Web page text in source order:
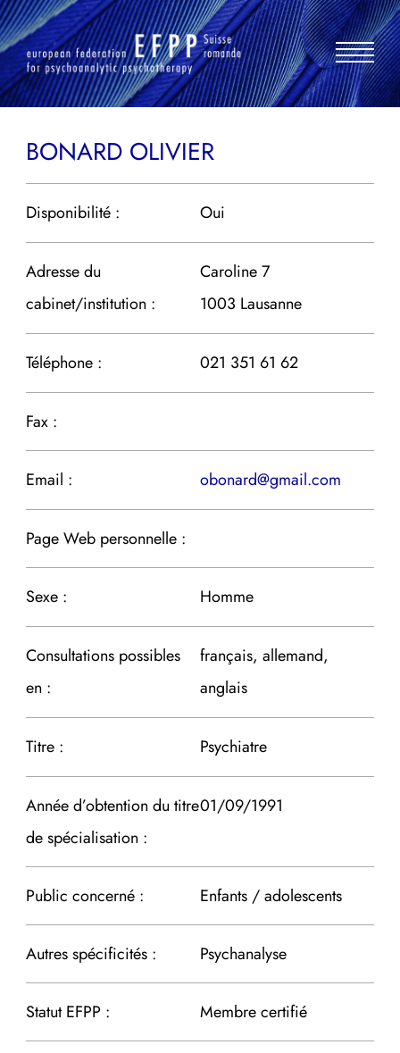
Aller
au
contenu
BONARD OLIVIER
Disponibilité : Oui
Adresse du
cabinet/institution :
Caroline 7
1003 Lausanne
Téléphone : 021 351 61 62
Fax :
Email : obonard@gmail.com
Page Web personnelle :
Sexe : Homme
Consultations possibles
en :
français, allemand,
anglais
Titre : Psychiatre
Année d’obtention du titre
de spécialisation :
01/09/1991
Public concerné : Enfants / adolescents
Autres spécificités : Psychanalyse
Statut EFPP : Membre certifié